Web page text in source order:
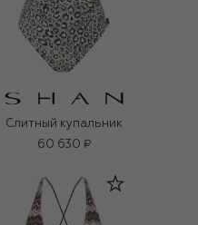
Слитный купальник
60 630 ₽